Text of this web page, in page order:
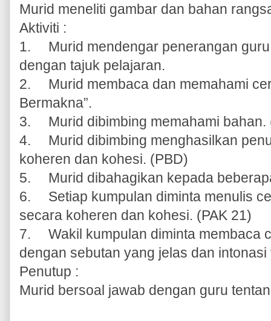
Murid meneliti gambar dan bahan
Aktiviti :
1.
Murid mendengar penerangan
dengan tajuk pelajaran.
2.
Murid membaca dan memahami
Bermakna”.
3.
Murid dibimbing memahami bahan.
4.
Murid dibimbing menghasilkan
koheren dan kohesi. (PBD)
5.
Murid dibahagikan kepada
6.
Setiap kumpulan diminta menulis
secara koheren dan kohesi. (PAK 21)
7.
Wakil kumpulan diminta membaca
dengan sebutan yang jelas dan
Penutup :
Murid bersoal jawab dengan guru